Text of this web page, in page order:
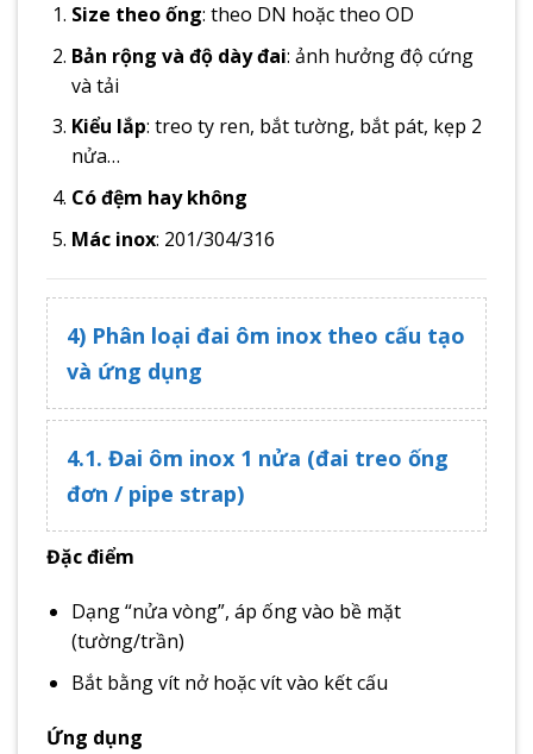
Size theo ống: theo DN hoặc theo OD
Bản rộng và độ dày đai: ảnh hưởng độ cứng
và tải
Kiểu lắp: treo ty ren, bắt tường, bắt pát, kẹp 2
nửa…
Có đệm hay không
Mác inox: 201/304/316
4) Phân loại đai ôm inox theo cấu tạo
và ứng dụng
4.1. Đai ôm inox 1 nửa (đai treo ống
đơn / pipe strap)
Đặc điểm
Dạng “nửa vòng”, áp ống vào bề mặt
(tường/trần)
Bắt bằng vít nở hoặc vít vào kết cấu
Ứng dụng